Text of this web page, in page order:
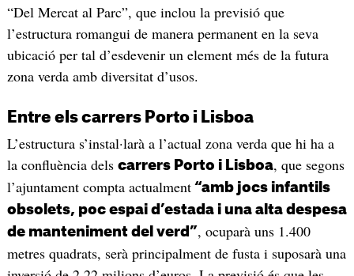
“Del Mercat al Parc”, que inclou la previsió que
l’estructura romangui de manera permanent en la seva
ubicació per tal d’esdevenir un element més de la futura
zona verda amb diversitat d’usos.
Entre els carrers Porto i Lisboa
L’estructura s’instal·larà a l’actual zona verda que hi ha a
la confluència dels carrers Porto i Lisboa, que segons
l’ajuntament compta actualment“amb jocs infantils
obsolets, poc espai d’estada i una alta despesa
de manteniment del verd”, ocuparà uns 1.400
metres quadrats, serà principalment de fusta i suposarà una